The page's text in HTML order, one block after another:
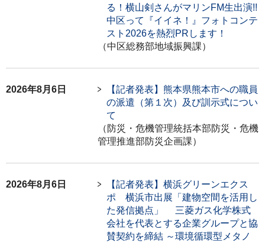
る！横山剣さんがマリンFM生出演!!
中区って『イイネ！』フォトコンテ
スト2026を熱烈PRします！
（中区総務部地域振興課）
2026年8月6日
【記者発表】熊本県熊本市への職員
の派遣（第１次）及び訓示式につい
て
（防災・危機管理統括本部防災・危機
管理推進部防災企画課）
2026年8月6日
【記者発表】横浜グリーンエクス
ポ 横浜市出展「建物空間を活用し
た発信拠点」 三菱ガス化学株式
会社を代表とする企業グループと協
賛契約を締結 ～環境循環型メタノ